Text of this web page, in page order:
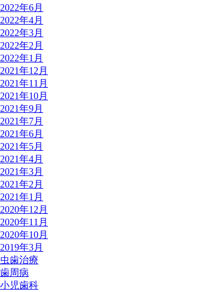
2022年6月
2022年4月
2022年3月
2022年2月
2022年1月
2021年12月
2021年11月
2021年10月
2021年9月
2021年7月
2021年6月
2021年5月
2021年4月
2021年3月
2021年2月
2021年1月
2020年12月
2020年11月
2020年10月
2019年3月
虫歯治療
歯周病
小児歯科